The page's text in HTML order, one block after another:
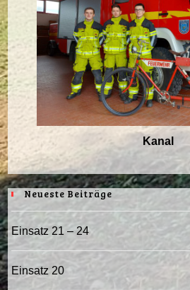
Kanal
Neueste Beiträge
Einsatz 21 – 24
Einsatz 20